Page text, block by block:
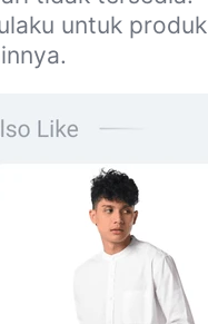
untuk produk